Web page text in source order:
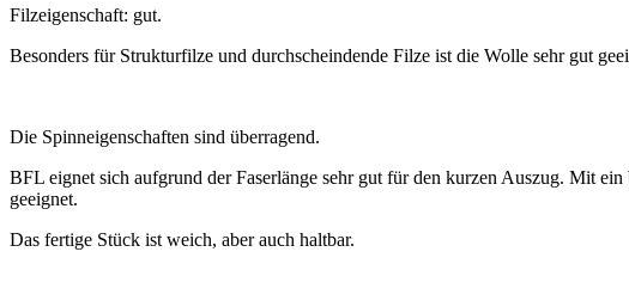
Filzeigenschaft: gut.
Besonders für Strukturfilze und durchscheindende Filze ist die Wolle sehr gut
Die Spinneigenschaften sind überragend.
BFL eignet sich aufgrund der Faserlänge sehr gut für den kurzen Auszug. Mit
geeignet.
Das fertige Stück ist weich, aber auch haltbar.